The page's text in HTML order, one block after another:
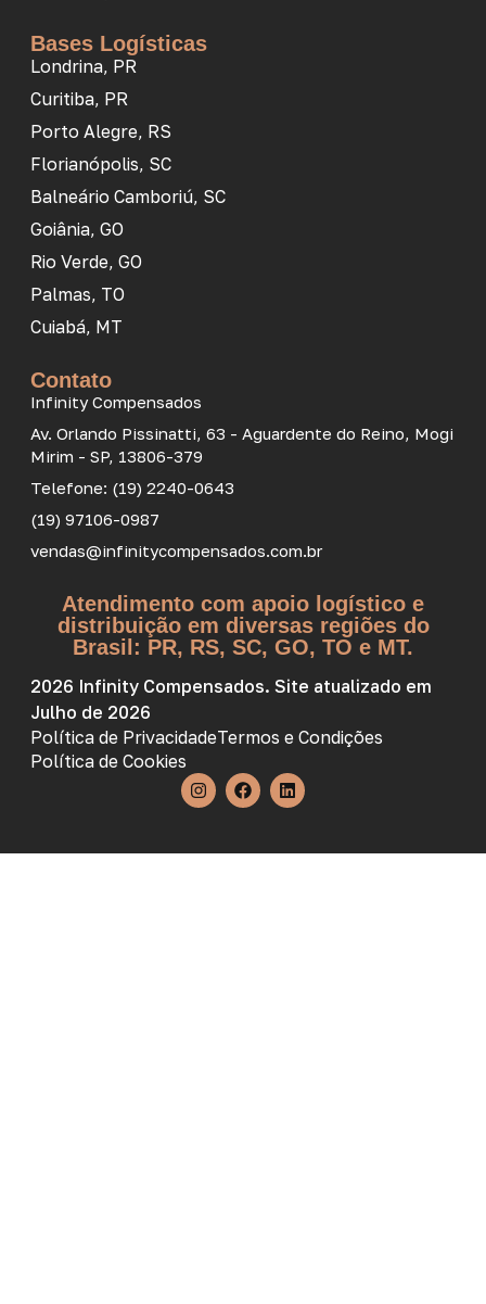
Bases Logísticas
Londrina, PR
Curitiba, PR
Porto Alegre, RS
Florianópolis, SC
Balneário Camboriú, SC
Goiânia, GO
Rio Verde, GO
Palmas, TO
Cuiabá, MT
Contato
Infinity Compensados
Av. Orlando Pissinatti, 63 - Aguardente do Reino, Mogi
Mirim - SP, 13806-379
Telefone: (19) 2240-0643
(19) 97106-0987
vendas@infinitycompensados.com.br
Atendimento com apoio logístico e
distribuição em diversas regiões do
Brasil: PR, RS, SC, GO, TO e MT.
2026 Infinity Compensados. Site atualizado em
Julho de 2026
Política de PrivacidadeTermos e Condições
Política de Cookies